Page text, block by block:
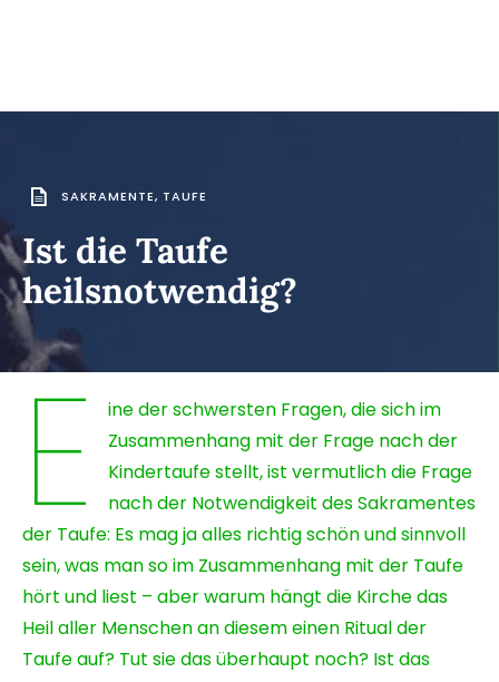
SAKRAMENTE, TAUFE
Ist die Taufe
heilsnotwendig?
E
ine der schwersten Fragen, die sich im
Zusammenhang mit der Frage nach der
Kindertaufe stellt, ist vermutlich die Frage
nach der Notwendigkeit des Sakramentes
der Taufe: Es mag ja alles richtig schön und sinnvoll
sein, was man so im Zusammenhang mit der Taufe
hört und liest – aber warum hängt die Kirche das
Heil aller Menschen an diesem einen Ritual der
Taufe auf? Tut sie das überhaupt noch? Ist das